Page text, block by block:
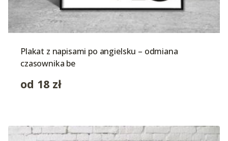
Plakat z napisami po angielsku – odmiana
czasownika be
od 18 zł